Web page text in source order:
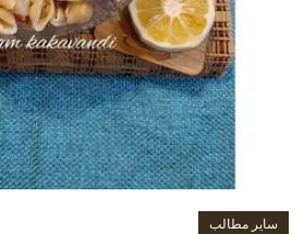
سایر مطالب